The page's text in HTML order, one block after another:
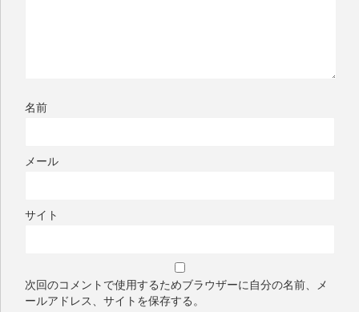
名前
メール
サイト
次回のコメントで使用するためブラウザーに自分の名前、メ
ールアドレス、サイトを保存する。